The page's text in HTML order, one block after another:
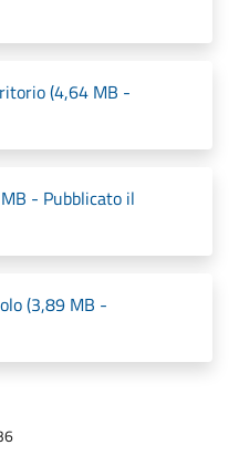
(4,64 MB -
- Pubblicato il
(3,89 MB -